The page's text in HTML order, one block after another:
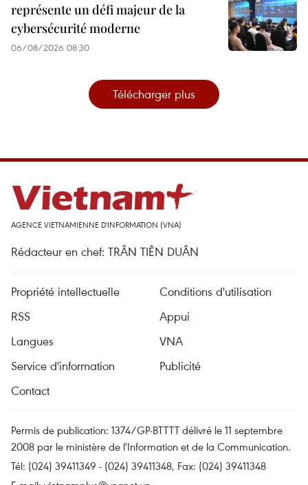
représente un défi majeur de la
cybersécurité moderne
06/08/2026 08:30
Télécharger plus
AGENCE VIETNAMIENNE D'INFORMATION (VNA)
Rédacteur en chef: TRÂN TIÊN DUÂN
Propriété intellectuelle
Conditions d'utilisation
RSS
Appui
Langues
VNA
Service d'information
Publicité
Contact
Permis de publication: 1374/GP-BTTTT délivré le 11 septembre
2008 par le ministère de l'Information et de la Communication.
Tél: (024) 39411349 - (024) 39411348, Fax: (024) 39411348